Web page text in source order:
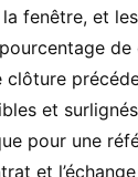
fenêtre, et
de
clôture
et
pour une
et